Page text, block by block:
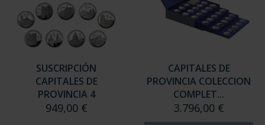
SUSCRIPCIÓN
CAPITALES DE
PROVINCIA 4
949,00 €
CAPITALES DE
PROVINCIA COLECCION
COMPLET...
3.796,00 €